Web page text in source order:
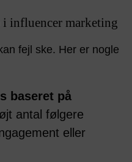
influencer marketing
fejl ske. Her er nogle
baseret på
antal følgere
eller